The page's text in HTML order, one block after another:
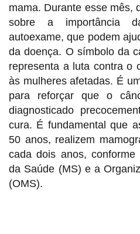
mama. Durante esse mês,
sobre a importância
autoexame, que podem
da doença. O símbolo da
representa a luta contra o
às mulheres afetadas. É
para reforçar que o
diagnosticado
cura. É fundamental que
50 anos, realizem
cada dois anos,
da Saúde (MS) e a
(OMS).